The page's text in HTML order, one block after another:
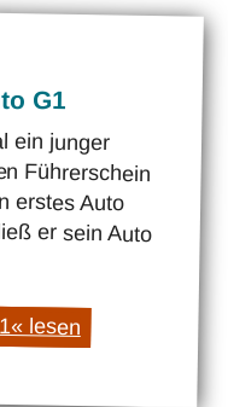
G1
ein junger
Führerschein
sein erstes Auto
er sein Auto
lesen